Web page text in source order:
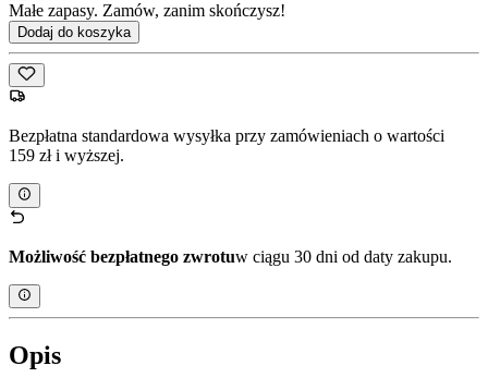
Małe zapasy. Zamów, zanim skończysz!
Dodaj do koszyka
Bezpłatna standardowa wysyłka przy zamówieniach o wartości
159 zł i wyższej.
Możliwość bezpłatnego zwrotuw ciągu 30 dni od daty zakupu.
Opis